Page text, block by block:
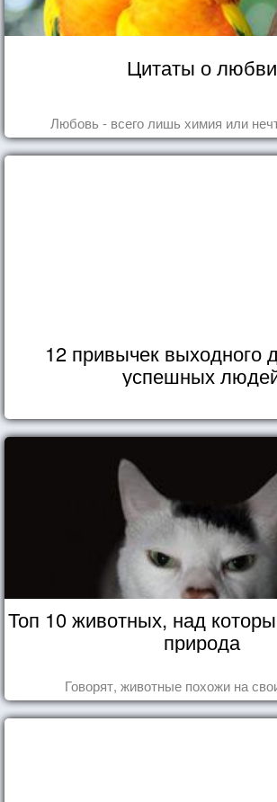
Цитаты о любви
Любовь - всего лишь химия или
12 привычек выходного
успешных
Топ 10 животных, над
природа
Говорят, животные похожи на